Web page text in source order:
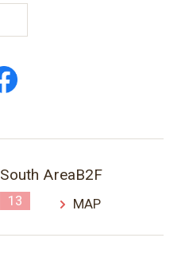
South AreaB2F
13 MAP